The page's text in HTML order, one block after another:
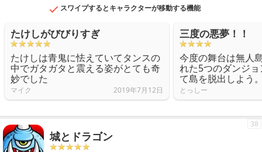
スワイプするとキャラクターが移動する機能
たけしがびびりすぎ
たけしは青鬼に怯えていてタンスの
中でガタガタと震える姿がとても奇
妙でした
マイク 2019年7月12日
三度の悪夢！！
今度の舞台は無人
れた5つのダンジ
て島を脱出しよう
とっしー
城とドラゴン
38